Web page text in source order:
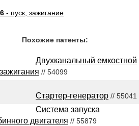
- пуск; зажигание
Похожие патенты:
Двухканальный емкостной
// 54099
Стартер-генератор // 55041
Система запуска
двигателя // 55879